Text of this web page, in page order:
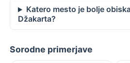
Katero mesto je bolje
Džakarta?
Sorodne primerjave